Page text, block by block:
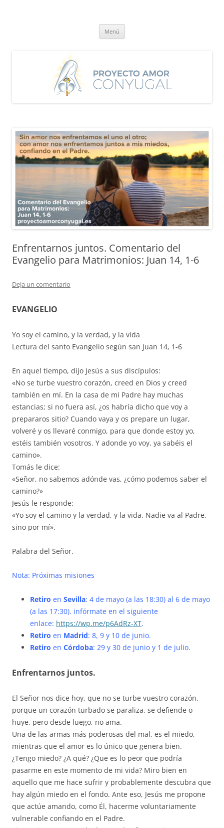
Menú
Enfrentarnos juntos. Comentario del
Evangelio para Matrimonios: Juan 14, 1-6
Deja un comentario
EVANGELIO
Yo soy el camino, y la verdad, y la vida
Lectura del santo Evangelio según san Juan 14, 1-6
En aquel tiempo, dijo Jesús a sus discípulos:
«No se turbe vuestro corazón, creed en Dios y creed
también en mí. En la casa de mi Padre hay muchas
estancias; si no fuera así, ¿os habría dicho que voy a
prepararos sitio? Cuando vaya y os prepare un lugar,
volveré y os llevaré conmigo, para que donde estoy yo,
estéis también vosotros. Y adonde yo voy, ya sabéis el
camino».
Tomás le dice:
«Señor, no sabemos adónde vas, ¿cómo podemos saber el
camino?»
Jesús le responde:
«Yo soy el camino y la verdad, y la vida. Nadie va al Padre,
sino por mí».
Palabra del Señor.
Nota: Próximas misiones
Retiro en Sevilla: 4 de mayo (a las 18:30) al 6 de mayo
(a las 17:30). infórmate en el siguiente
enlace: https://wp.me/p6AdRz-XT.
Retiro en Madrid: 8, 9 y 10 de junio.
Retiro en Córdoba: 29 y 30 de junio y 1 de julio.
Enfrentarnos juntos.
El Señor nos dice hoy, que no se turbe vuestro corazón,
porque un corazón turbado se paraliza, se defiende o
huye, pero desde luego, no ama.
Una de las armas más poderosas del mal, es el miedo,
mientras que el amor es lo único que genera bien.
¿Tengo miedo? ¿A qué? ¿Que es lo peor que podría
pasarme en este momento de mi vida? Miro bien en
aquello que me hace sufrir y probablemente descubra que
hay algún miedo en el fondo. Ante eso, Jesús me propone
que actúe amando, como Él, hacerme voluntariamente
vulnerable confiando en el Padre.